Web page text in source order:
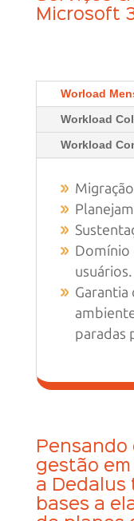
Microsoft
Worload
Workload
Workload
Domínio
usuários.
paradas
Pensando
gestão
a Dedalus
bases a